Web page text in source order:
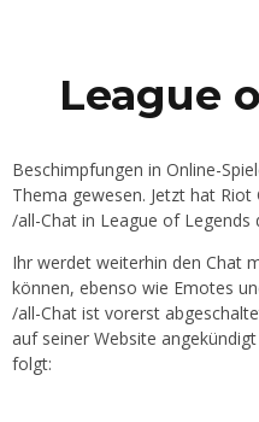
League
Beschimpfungen in Online-
Thema gewesen. Jetzt hat
/all-Chat in League of Legends
Ihr werdet weiterhin den Chat
können, ebenso wie Emotes
/all-Chat ist vorerst
auf seiner Website
folgt: